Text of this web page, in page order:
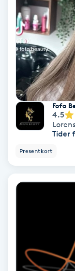
Fotmassage
Fotsvamp
Fotvård
Fransar
Fransborttagning
Fransfärgning
Fransförlängning
Fransk manikyr
Fofo
4.5
Tider
Presentkort